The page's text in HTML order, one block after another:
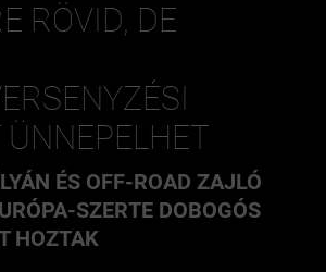
RÖVID, DE
ÉS OFF-ROAD ZAJLÓ
SZERTE DOBOGÓS
HOZTAK